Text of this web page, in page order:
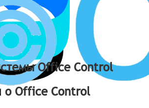
Office Control
Office Control